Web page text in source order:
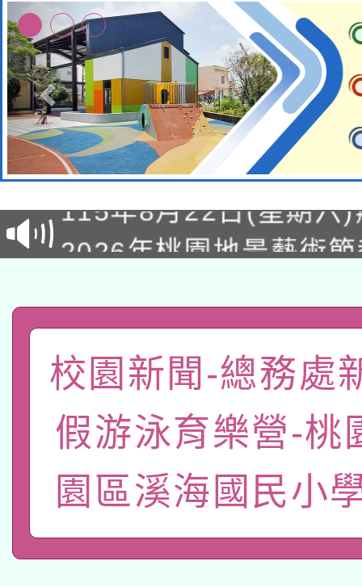
轉知經濟部水利署委託
業技術研究院辦理「
用水績優單位及節水達
桃園市孔廟祈福系列
2026年桃園地景藝術
關事宜
國立臺灣師範大學辦理
年度健康促進學校輔導
業成長研習」實施計畫
函轉國家教育研究院中
族教育國際趨勢與發展
轉知教育部國民及學前
新北市政府教育局辦理
師專業成長研習實施計
方素養工作坊新北場」
函轉國立臺灣師範大學
族語言臺北學習中心
「族語學習班」招生簡
轉知有關國立成功大學
年度COVID-19疫苗接
轉知經濟部水利署委託
校園新聞-總務處
假游泳育樂營-桃
園區溪海國民小